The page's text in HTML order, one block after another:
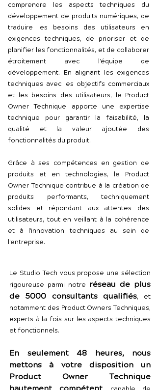
comprendre les aspects techniques du
développement de produits numériques, de
traduire les besoins des utilisateurs en
exigences techniques, de prioriser et de
planifier les fonctionnalités, et de collaborer
étroitement avec l'équipe de
développement. En alignant les exigences
techniques avec les objectifs commerciaux
et les besoins des utilisateurs, le Product
Owner Technique apporte une expertise
technique pour garantir la faisabilité, la
qualité et la valeur ajoutée des
fonctionnalités du produit.
Grâce à ses compétences en gestion de
produits et en technologies, le Product
Owner Technique contribue à la création de
produits performants, techniquement
solides et répondant aux attentes des
utilisateurs, tout en veillant à la cohérence
et à l'innovation techniques au sein de
l'entreprise.
Le Studio Tech vous propose une sélection
rigoureuse parmi notre réseau de plus
de 5000 consultants qualifiés, et
notamment des Product Owners Techniques,
experts à la fois sur les aspects techniques
et fonctionnels.
En seulement 48 heures, nous
mettons à votre disposition un
Product Owner Technique